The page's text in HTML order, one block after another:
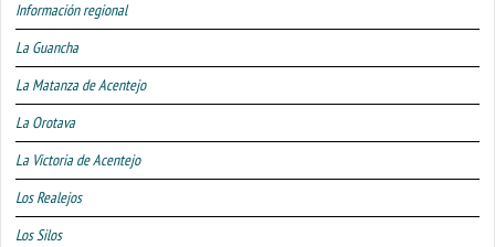
Información regional
La Guancha
La Matanza de Acentejo
La Orotava
La Victoria de Acentejo
Los Realejos
Los Silos